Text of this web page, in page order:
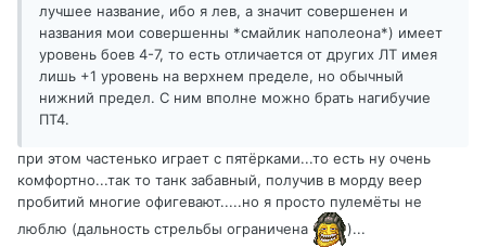
лучшее название, ибо я лев, а значит совершенен и
названия мои совершенны *смайлик наполеона*) имеет
уровень боев 4-7, то есть отличается от других ЛТ имея
лишь +1 уровень на верхнем пределе, но обычный
нижний предел. С ним вполне можно брать нагибучие
ПТ4.
при этом частенько играет с пятёрками...то есть ну очень
комфортно...так то танк забавный, получив в морду веер
пробитий многие офигевают.....но я просто пулемёты не
люблю (дальность стрельбы ограничена
)...